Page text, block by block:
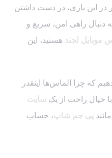
در این بازی، در دست داشتن
دنبال راهی امن، سریع و
موبایل لجند هستید، این
که چرا الماس‌ها اینقدر
خیال راحت از یک سایت
پی جم شاپ، حساب